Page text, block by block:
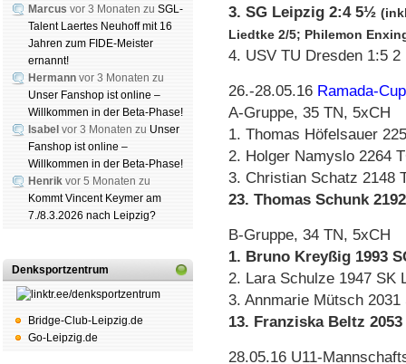
Marcus vor 3 Monaten zu SGL-
Talent Laertes Neuhoff mit 16
Jahren zum FIDE-Meister
ernannt!
Hermann vor 3 Monaten zu
Unser Fanshop ist online –
Willkommen in der Beta-Phase!
Isabel vor 3 Monaten zu Unser
Fanshop ist online –
Willkommen in der Beta-Phase!
Henrik vor 5 Monaten zu
Kommt Vincent Keymer am
7./8.3.2026 nach Leipzig?
Denksportzentrum
Bridge-Club-Leipzig.de
Go-Leipzig.de
3. SG Leipzig 2:4 5½
Liedtke 2/5; Philemon
4. USV TU Dresden 1:5 2
26.-28.05.16 Ramada-
A-Gruppe, 35 TN, 5xCH
1. Thomas Höfelsauer
2. Holger Namyslo 2264
3. Christian Schatz 2148
23. Thomas Schunk
B-Gruppe, 34 TN, 5xCH
1. Bruno Kreyßig 1993
2. Lara Schulze 1947 SK
3. Annmarie Mütsch 2031
13. Franziska Beltz
28.05.16 U11-